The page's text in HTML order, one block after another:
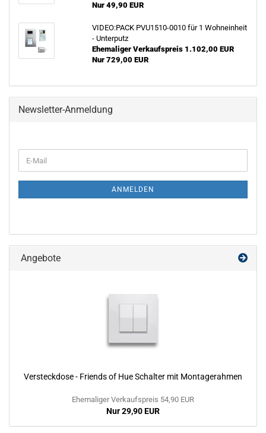
Nur 49,90 EUR
VIDEO:PACK PVU1510-0010 für 1 Wohneinheit
- Unterputz
Ehemaliger Verkaufspreis 1.102,00 EUR
Nur 729,00 EUR
Newsletter-Anmeldung
ZUR
E-
Mail
ANMELDEN
Angebote
Versteckdose - Friends of Hue Schalter mit Montagerahmen
Ehemaliger Verkaufspreis 54,90 EUR
Nur 29,90 EUR